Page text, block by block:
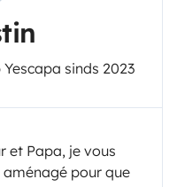
sinds 2023
et Papa, je vous
pour que